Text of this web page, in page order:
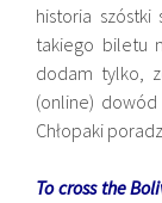
historia szóstki
takiego biletu
dodam tylko,
(online)
Chłopaki
To cross the